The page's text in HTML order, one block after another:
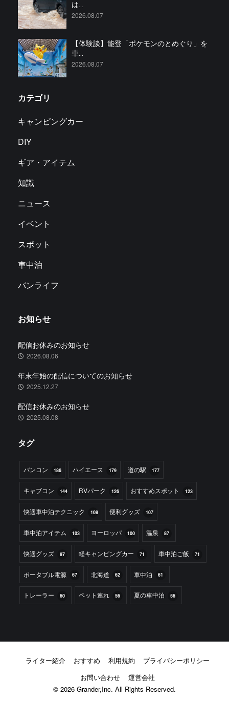
は...
2026.08.07
【体験談】能登「ポケモンのとめぐり」を
車...
2026.08.07
カテゴリ
キャンピングカー
DIY
ギア・アイテム
知識
ニュース
イベント
スポット
車中泊
バンライフ
お知らせ
配信お休みのお知らせ
2026.08.06
年末年始の配信についてのお知らせ
2025.12.27
配信お休みのお知らせ
2025.08.08
タグ
バンコン 186 ハイエース 179 道の駅 177
キャブコン 144 RVパーク 126 おすすめスポット 123
快適車中泊テクニック 108 便利グッズ 107
車中泊アイテム 103 ヨーロッパ 100 温泉 87
快適グッズ 87 軽キャンピングカー 71 車中泊ご飯 71
ポータブル電源 67 北海道 62 車中泊 61
トレーラー 60 ペット連れ 56 夏の車中泊 56
© 2026 Grander,Inc. All Rights Reserved.
ライター紹介 おすすめ 利用規約
プライバシーポリシー
お問い合わせ
運営会社